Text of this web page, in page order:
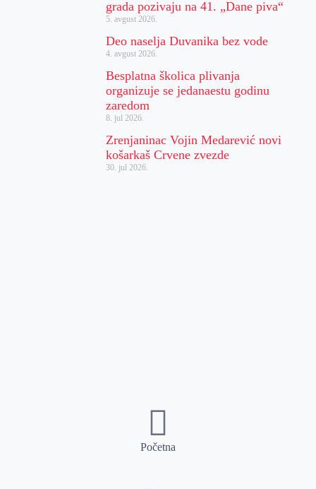
grada pozivaju na 41. „Dane piva“
5. avgust 2026.
Deo naselja Duvanika bez vode
4. avgust 2026.
Besplatna školica plivanja
organizuje se jedanaestu godinu
zaredom
8. jul 2026.
Zrenjaninac Vojin Medarević novi
košarkaš Crvene zvezde
30. jul 2026.
Početna